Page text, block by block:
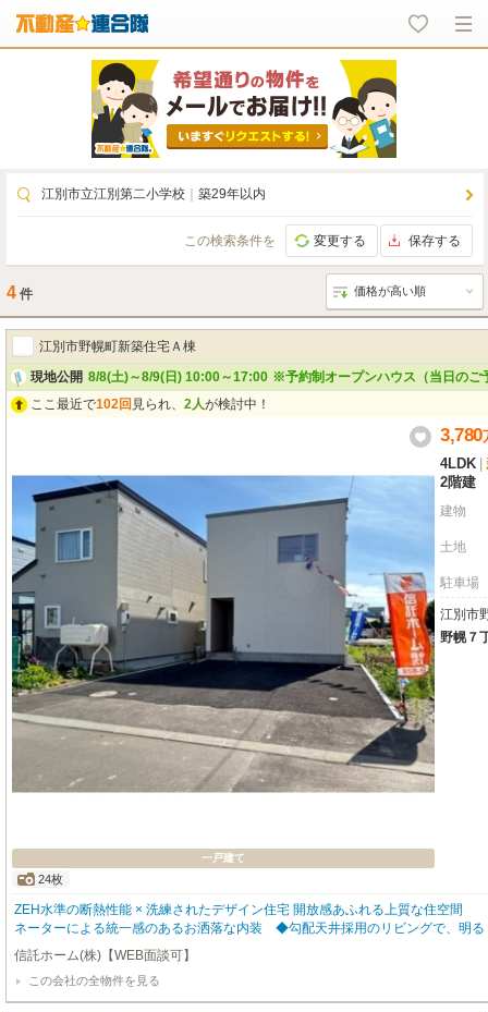
江別市立江別第二小学校 築29年以内
この検索条件を 変更する 保存する
4 件
江別市野幌町新築住宅Ａ棟
現地公開 8/8(土)～8/9(日) 10:00～17:00 ※予約制オープンハウス（当日のご
ここ最近で102回 見られ、 2人が検討中！
一戸建て
24枚
3,780
4LDK
2階建
建物
土地
駐車場
江別市
野幌７
ZEH水準の断熱性能 × 洗練されたデザイン住宅 開放感あふれる上質な住空
ネーターによる統一感のあるお洒落な内装 ◆勾配天井採用のリビングで、明る
計 ◆高性能トリプルガラス採用、ZEH水準の高断熱仕様 ◆給湯・暖房は省エ
ズ」を採用 ◆対面キッチン＋人造大理石シンクで使いやすさと美しさを両立
製・高断熱浴槽のフルオートバス ◆宅配ボックス標準設置、不在時も安心 ◆
災保険料の軽減が期待できます ◆全居室クローゼット付き＋２階WIC約２．
信託ホーム(株)【WEB面談可】
この会社の全物件を見る